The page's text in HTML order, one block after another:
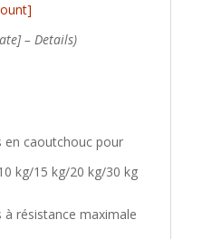
– Details)
en caoutchouc pour
kg/15 kg/20 kg/30 kg
à résistance maximale